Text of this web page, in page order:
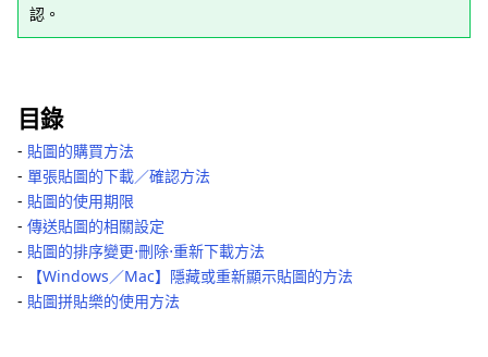
認。
目錄
‐ 貼圖的購買方法
‐ 單張貼圖的下載／確認方法
‐ 貼圖的使用期限
‐ 傳送貼圖的相關設定
‐ 貼圖的排序變更⋅刪除⋅重新下載方法
‐
【Windows／Mac】隱藏或重新顯示貼圖的方法
‐ 貼圖拼貼樂的使用方法